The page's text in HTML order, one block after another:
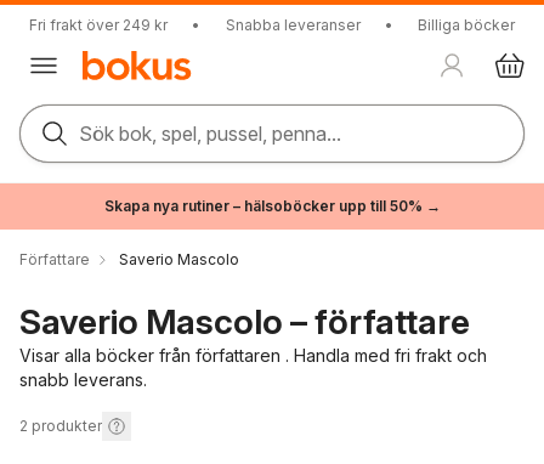
Fri frakt över 249 kr • Snabba leveranser • Billiga böcker
Sök bok, spel, pussel, penna...
Skapa nya rutiner – hälsoböcker upp till 50% →
Författare Saverio Mascolo
Saverio Mascolo – författare
Visar alla böcker från författaren . Handla med fri frakt och
snabb leverans.
2 produkter